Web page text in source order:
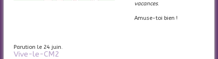
vacances.
Amuse-toi bien !
Parution le 24 juin.
Vive-le-CM2